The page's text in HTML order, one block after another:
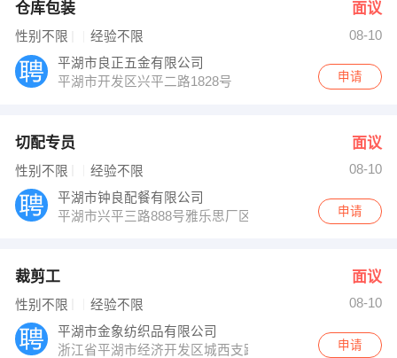
仓库包装 面议
性别不限 经验不限
08-10
平湖市良正五金有限公司
平湖市开发区兴平二路1828号
申请
切配专员 面议
性别不限 经验不限
08-10
平湖市钟良配餐有限公司
平湖市兴平三路888号雅乐思厂区内
申请
裁剪工 面议
性别不限 经验不限
08-10
平湖市金象纺织品有限公司
浙江省平湖市经济开发区城西支路18号
申请